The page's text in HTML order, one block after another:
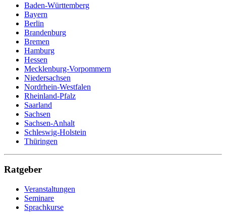
Baden-Württemberg
Bayern
Berlin
Brandenburg
Bremen
Hamburg
Hessen
Mecklenburg-Vorpommern
Niedersachsen
Nordrhein-Westfalen
Rheinland-Pfalz
Saarland
Sachsen
Sachsen-Anhalt
Schleswig-Holstein
Thüringen
Ratgeber
Veranstaltungen
Seminare
Sprachkurse